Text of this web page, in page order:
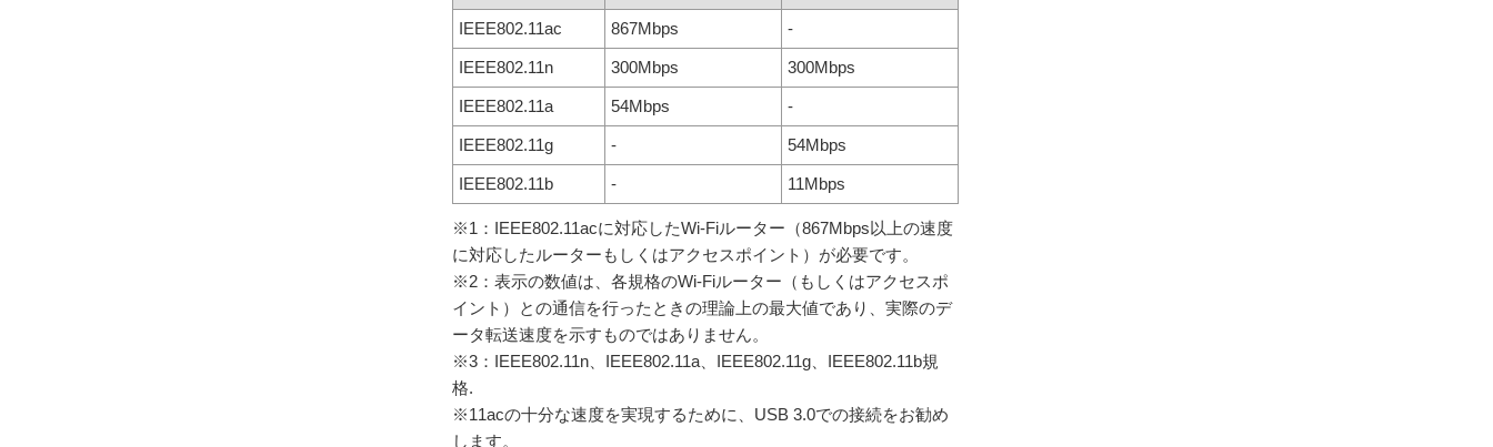
IEEE802.11ac 867Mbps -
IEEE802.11n 300Mbps 300Mbps
IEEE802.11a 54Mbps -
IEEE802.11g - 54Mbps
IEEE802.11b - 11Mbps
※1：IEEE802.11acに対応したWi-Fiルーター（867Mbps以上の速度
に対応したルーターもしくはアクセスポイント）が必要です。
※2：表示の数値は、各規格のWi-Fiルーター（もしくはアクセスポ
イント）との通信を行ったときの理論上の最大値であり、実際のデ
ータ転送速度を示すものではありません。
※3：IEEE802.11n、IEEE802.11a、IEEE802.11g、IEEE802.11b規
格.
※11acの十分な速度を実現するために、USB 3.0での接続をお勧め
します。